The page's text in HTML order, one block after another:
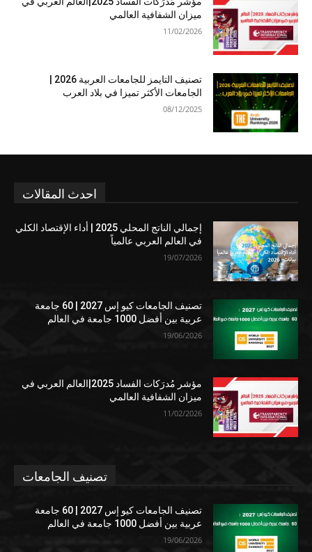
ميزان الشفافية العالمي
11/02/2026
الجامعات الأكثر تميزا في بلاد العرب
08/12/2025
احدث المقالات
إجمالي الناتج المحلي 2025 | أداء الإقتصاد الكلي
في العالم العربي عالمياً
19/07/2026
تصنيف الجامعات كيو إس 2027 | 60 جامعة
عربية بين أفضل 1000 جامعة في العالم
19/06/2026
مؤشر مُدرَكات الفساد 2025|العالم العربي في
ميزان الشفافية العالمي
11/02/2026
تصنيف الجامعات
تصنيف الجامعات كيو إس 2027 | 60 جامعة
عربية بين أفضل 1000 جامعة في العالم
19/06/2026